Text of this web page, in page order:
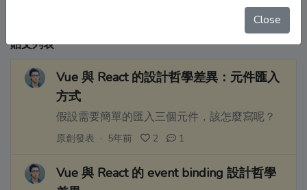
貼文列表
Vue 與 React 的設計哲學差異：元件匯入
方式
假設需要簡單的匯入三個元件，該怎麼寫呢？
原創發表 · 5年前 2 1
Vue 與 React 的 event binding 設計哲學
Close